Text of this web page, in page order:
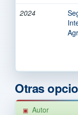
2024
Otras
Autor